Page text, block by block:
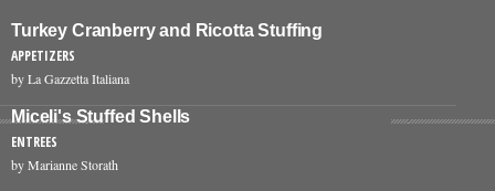
Turkey Cranberry and Ricotta Stuffing
APPETIZERS
by La Gazzetta Italiana
Miceli's Stuffed Shells
ENTREES
by Marianne Storath